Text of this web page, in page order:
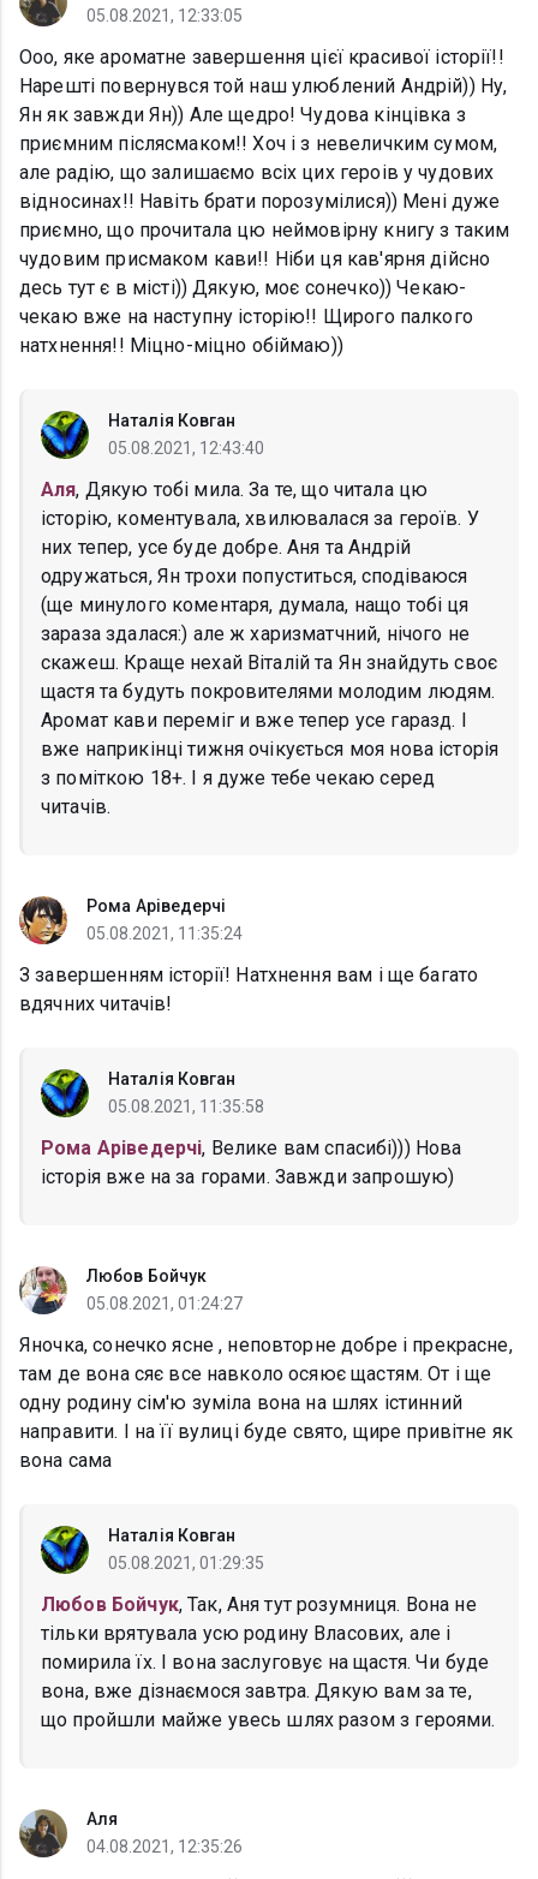
05.08.2021, 12:33:05
Ооо, яке ароматне завершення цієї красивої історії!!
Нарешті повернувся той наш улюблений Андрій)) Ну,
Ян як завжди Ян)) Але щедро! Чудова кінцівка з
приємним післясмаком!! Хоч і з невеличким сумом,
але радію, що залишаємо всіх цих героів у чудових
відносинах!! Навіть брати порозумілися)) Мені дуже
приємно, що прочитала цю неймовірну книгу з таким
чудовим присмаком кави!! Ніби ця кав'ярня дійсно
десь тут є в місті)) Дякую, моє сонечко)) Чекаю-
чекаю вже на наступну історію!! Щирого палкого
натхнення!! Міцно-міцно обіймаю))
Наталія Ковган
05.08.2021, 12:43:40
Аля, Дякую тобі мила. За те, що читала цю
історію, коментувала, хвилювалася за героїв. У
них тепер, усе буде добре. Аня та Андрій
одружаться, Ян трохи попуститься, сподіваюся
(ще минулого коментаря, думала, нащо тобі ця
зараза здалася:) але ж харизматчний, нічого не
скажеш. Краще нехай Віталій та Ян знайдуть своє
щастя та будуть покровителями молодим людям.
Аромат кави переміг и вже тепер усе гаразд. І
вже наприкінці тижня очікується моя нова історія
з поміткою 18+. І я дуже тебе чекаю серед
читачів.
Рома Аріведерчі
05.08.2021, 11:35:24
З завершенням історії! Натхнення вам і ще багато
вдячних читачів!
Наталія Ковган
05.08.2021, 11:35:58
Рома Аріведерчі, Велике вам спасибі))) Нова
історія вже на за горами. Завжди запрошую)
Любов Бойчук
05.08.2021, 01:24:27
Яночка, сонечко ясне , неповторне добре і прекрасне,
там де вона сяє все навколо осяює щастям. От і ще
одну родину сім'ю зуміла вона на шлях істинний
направити. І на її вулиці буде свято, щире привітне як
вона сама
Наталія Ковган
05.08.2021, 01:29:35
Любов Бойчук, Так, Аня тут розумниця. Вона не
тільки врятувала усю родину Власових, але і
помирила їх. І вона заслуговує на щастя. Чи буде
вона, вже дізнаємося завтра. Дякую вам за те,
що пройшли майже увесь шлях разом з героями.
Аля
04.08.2021, 12:35:26